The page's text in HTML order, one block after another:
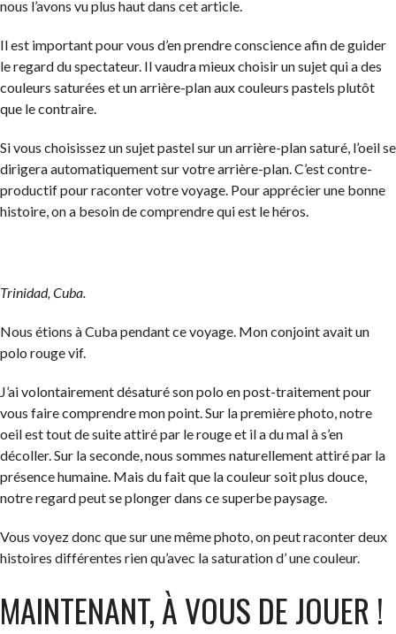
nous l’avons vu plus haut dans cet article.
Il est important pour vous d’en prendre conscience afin de guider
le regard du spectateur. Il vaudra mieux choisir un sujet qui a des
couleurs saturées et un arrière-plan aux couleurs pastels plutôt
que le contraire.
Si vous choisissez un sujet pastel sur un arrière-plan saturé, l’oeil se
dirigera automatiquement sur votre arrière-plan. C’est contre-
productif pour raconter votre voyage. Pour apprécier une bonne
histoire, on a besoin de comprendre qui est le héros.
Trinidad, Cuba.
Nous étions à Cuba pendant ce voyage. Mon conjoint avait un
polo rouge vif.
J’ai volontairement désaturé son polo en post-traitement pour
vous faire comprendre mon point. Sur la première photo, notre
oeil est tout de suite attiré par le rouge et il a du mal à s’en
décoller. Sur la seconde, nous sommes naturellement attiré par la
présence humaine. Mais du fait que la couleur soit plus douce,
notre regard peut se plonger dans ce superbe paysage.
Vous voyez donc que sur une même photo, on peut raconter deux
histoires différentes rien qu’avec la saturation d’ une couleur.
MAINTENANT, À VOUS DE JOUER !